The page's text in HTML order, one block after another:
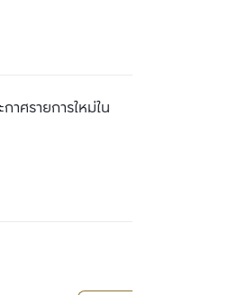
าศรายการใหม่ใน